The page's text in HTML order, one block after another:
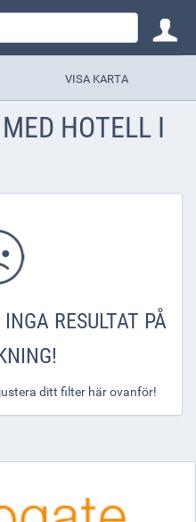
VISA KARTA
HOTELL I
RESULTAT PÅ
ditt filter här ovanför!